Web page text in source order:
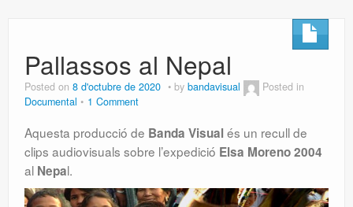
Pallassos al Nepal
Posted on 8 d'octubre de 2020 by bandavisual
Posted in
Documental
1 Comment
Aquesta producció de Banda Visual és un recull de
clips audiovisuals sobre l’expedició Elsa Moreno2004
al Nepal.